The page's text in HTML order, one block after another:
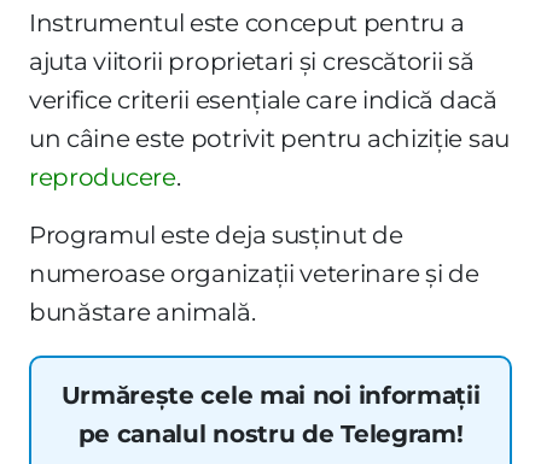
Instrumentul este conceput pentru a
ajuta viitorii proprietari și crescătorii să
verifice criterii esențiale care indică dacă
un câine este potrivit pentru achiziție sau
reproducere.
Programul este deja susținut de
numeroase organizații veterinare și de
bunăstare animală.
Urmărește cele mai noi informații
pe canalul nostru de Telegram!